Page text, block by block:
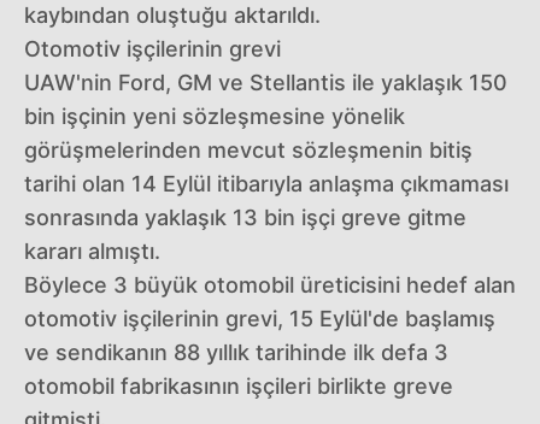
kaybından oluştuğu aktarıldı.
Otomotiv işçilerinin grevi
UAW'nin Ford, GM ve Stellantis ile yaklaşık 150
bin işçinin yeni sözleşmesine yönelik
görüşmelerinden mevcut sözleşmenin bitiş
tarihi olan 14 Eylül itibarıyla anlaşma çıkmaması
sonrasında yaklaşık 13 bin işçi greve gitme
kararı almıştı.
Böylece 3 büyük otomobil üreticisini hedef alan
otomotiv işçilerinin grevi, 15 Eylül'de başlamış
ve sendikanın 88 yıllık tarihinde ilk defa 3
otomobil fabrikasının işçileri birlikte greve